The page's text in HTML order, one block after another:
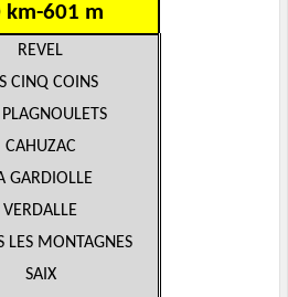
km-601 m
REVEL
CINQ COINS
PLAGNOULETS
CAHUZAC
GARDIOLLE
VERDALLE
LES MONTAGNES
SAIX